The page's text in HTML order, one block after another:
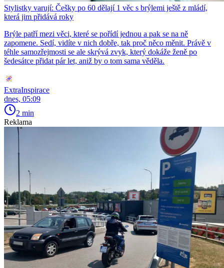
Stylistky varují: Češky po 60 dělají 1 věc s brýlemi ještě z mládí,
která jim přidává roky
Brýle patří mezi věci, které se pořídí jednou a pak se na ně
zapomene. Sedí, vidíte v nich dobře, tak proč něco měnit. Právě v
téhle samozřejmosti se ale skrývá zvyk, který dokáže ženě po
šedesátce přidat pár let, aniž by o tom sama věděla.
ExtraInspirace
dnes, 05:09
2 min
Reklama